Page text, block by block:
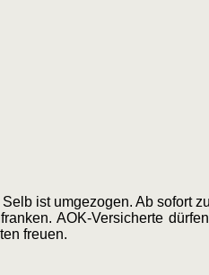
ist umgezogen. Ab sofort
AOK-Versicherte
freuen.